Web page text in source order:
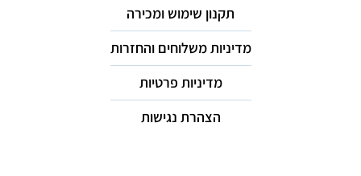
תקנון שימוש ומכירה
מדיניות משלוחים והחזרות
מדיניות פרטיות
הצהרת נגישות